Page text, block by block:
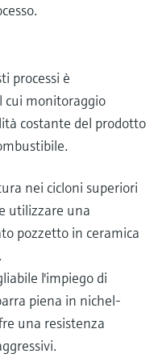
processi è
monitoraggio
costante del prodotto
nei cicloni superiori
utilizzare una
pozzetto in ceramica
l'impiego di
piena in nichel-
una resistenza